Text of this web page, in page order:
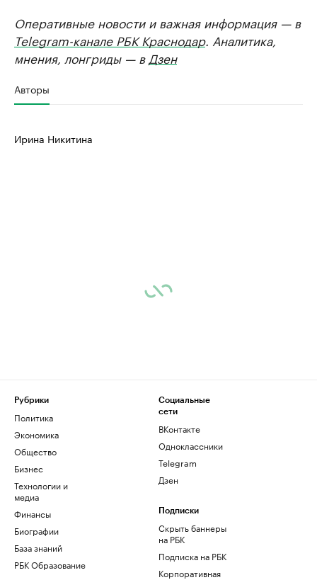
Оперативные новости и важная информация — в
Telegram-канале РБК Краснодар. Аналитика,
мнения, лонгриды — в Дзен
Авторы
Ирина Никитина
Рубрики
Политика
Экономика
Общество
Бизнес
Технологии и
медиа
Финансы
Биографии
База знаний
РБК Образование
Социальные
сети
ВКонтакте
Одноклассники
Telegram
Дзен
Подписки
Скрыть баннеры
на РБК
Подписка на РБК
Корпоративная